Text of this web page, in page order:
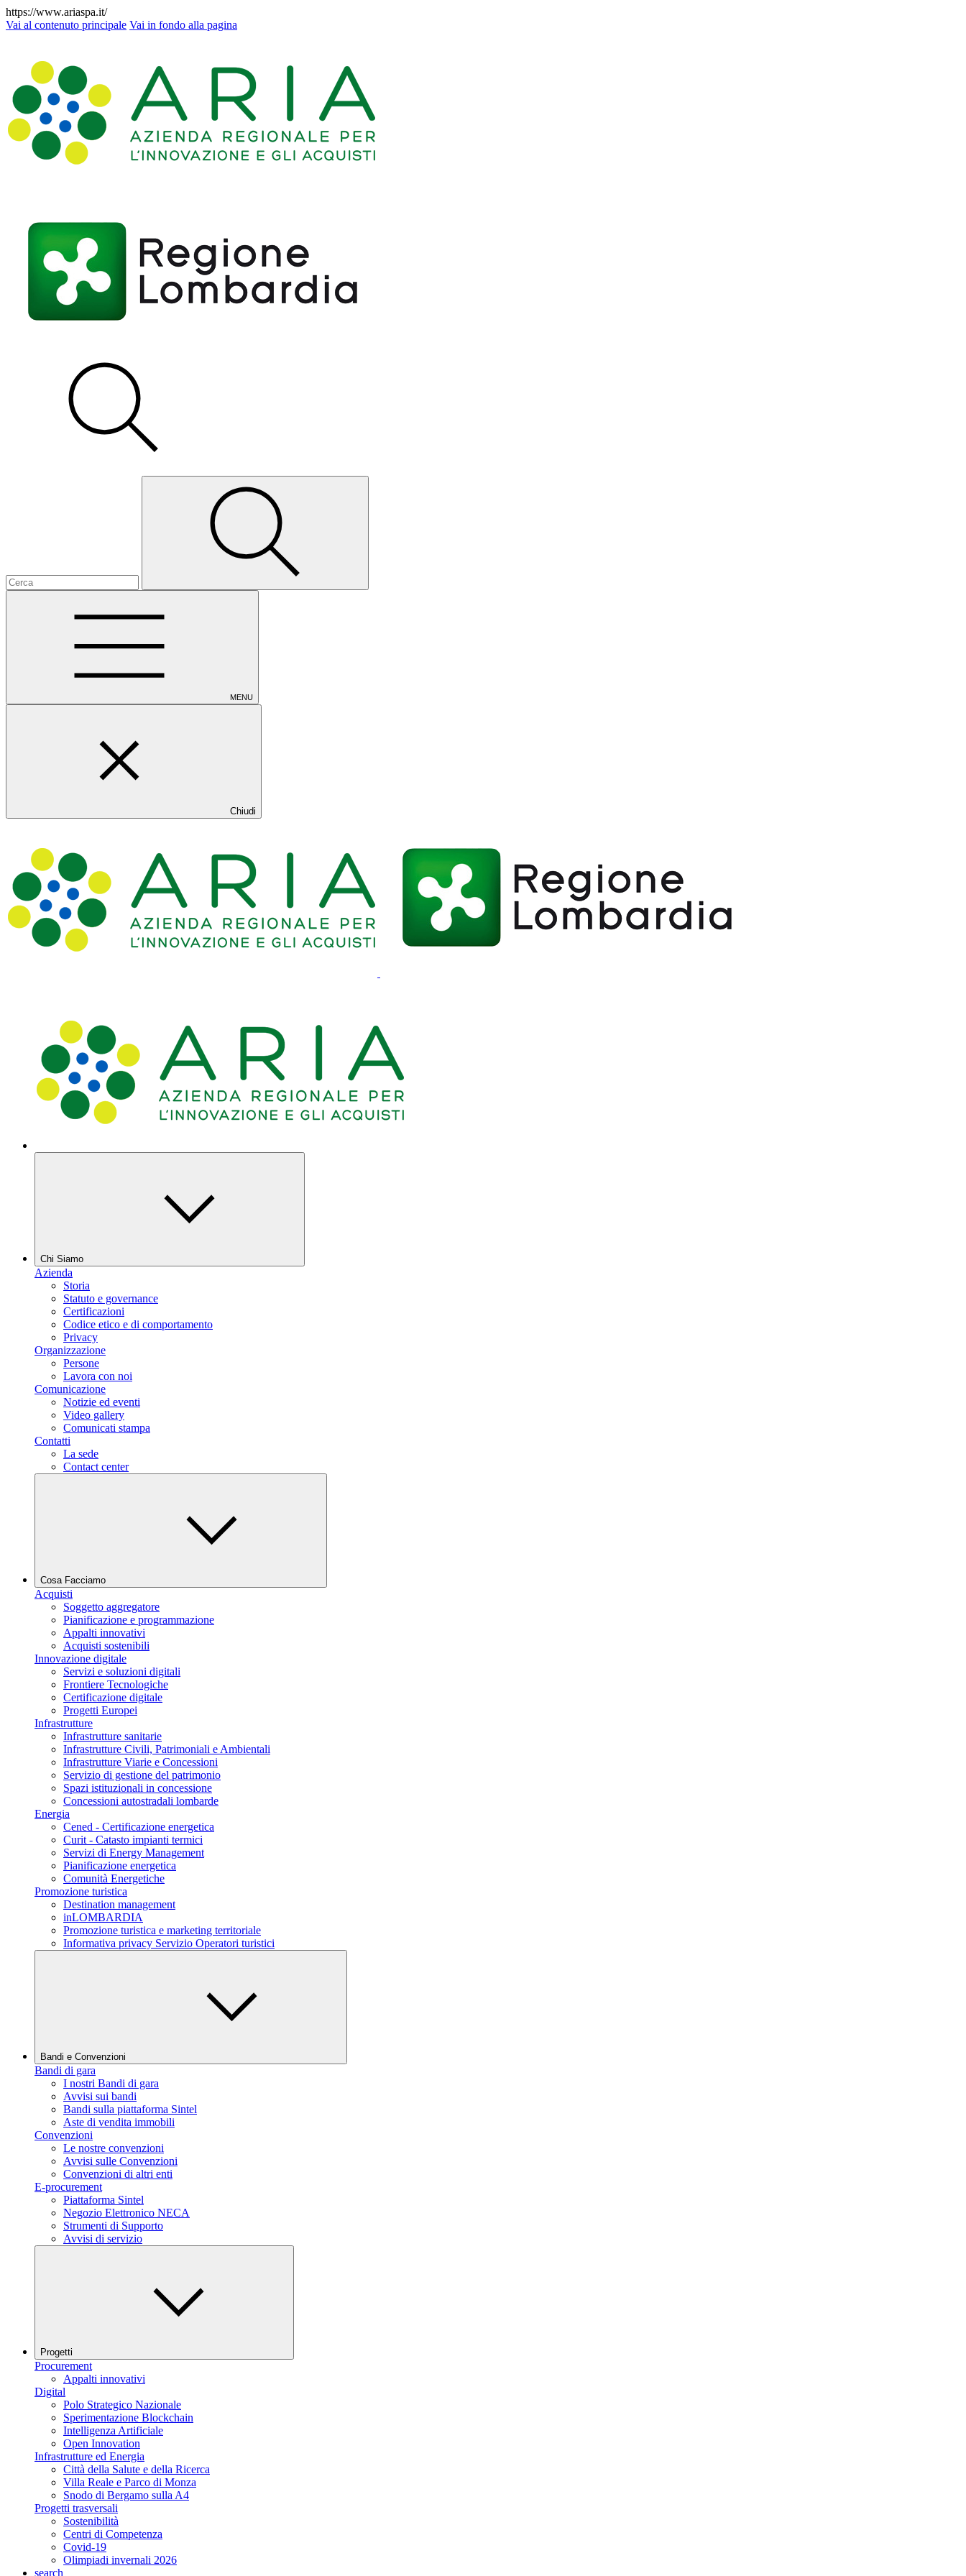
https://www.ariaspa.it/
Vai al contenuto principale Vai in fondo alla pagina
MENU
Chiudi
Chi Siamo
Azienda
Storia
Statuto e governance
Certificazioni
Codice etico e di comportamento
Privacy
Organizzazione
Persone
Lavora con noi
Comunicazione
Notizie ed eventi
Video gallery
Comunicati stampa
Contatti
La sede
Contact center
Cosa Facciamo
Acquisti
Soggetto aggregatore
Pianificazione e programmazione
Appalti innovativi
Acquisti sostenibili
Innovazione digitale
Servizi e soluzioni digitali
Frontiere Tecnologiche
Certificazione digitale
Progetti Europei
Infrastrutture
Infrastrutture sanitarie
Infrastrutture Civili, Patrimoniali e Ambientali
Infrastrutture Viarie e Concessioni
Servizio di gestione del patrimonio
Spazi istituzionali in concessione
Concessioni autostradali lombarde
Energia
Cened - Certificazione energetica
Curit - Catasto impianti termici
Servizi di Energy Management
Pianificazione energetica
Comunità Energetiche
Promozione turistica
Destination management
inLOMBARDIA
Promozione turistica e marketing territoriale
Informativa privacy Servizio Operatori turistici
Bandi e Convenzioni
Bandi di gara
I nostri Bandi di gara
Avvisi sui bandi
Bandi sulla piattaforma Sintel
Aste di vendita immobili
Convenzioni
Le nostre convenzioni
Avvisi sulle Convenzioni
Convenzioni di altri enti
E-procurement
Piattaforma Sintel
Negozio Elettronico NECA
Strumenti di Supporto
Avvisi di servizio
Progetti
Procurement
Appalti innovativi
Digital
Polo Strategico Nazionale
Sperimentazione Blockchain
Intelligenza Artificiale
Open Innovation
Infrastrutture ed Energia
Città della Salute e della Ricerca
Villa Reale e Parco di Monza
Snodo di Bergamo sulla A4
Progetti trasversali
Sostenibilità
Centri di Competenza
Covid-19
Olimpiadi invernali 2026
search